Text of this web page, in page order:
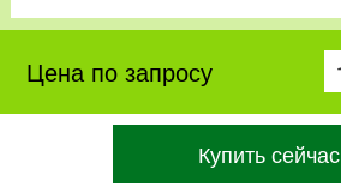
Цена по запросу
Купить сейчас